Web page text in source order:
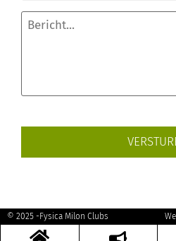
Bericht...
© 2025 - Fysica Milon Clubs